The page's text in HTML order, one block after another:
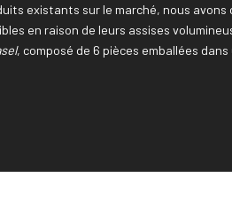
existants sur le marché, nous
en raison de leurs assises
, composé de 6 pièces emballées